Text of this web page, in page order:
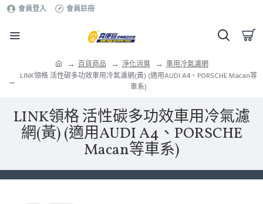
會員登入 會員註冊
百貨商品 淨化消臭
車用冷氣濾網
LINK領格 活性碳多功效車用冷氣濾網(黃) (適用AUDI A4、PORSCHE Macan等
車系)
LINK領格 活性碳多功效車用冷氣濾
網(黃) (適用AUDI A4、PORSCHE
Macan等車系)